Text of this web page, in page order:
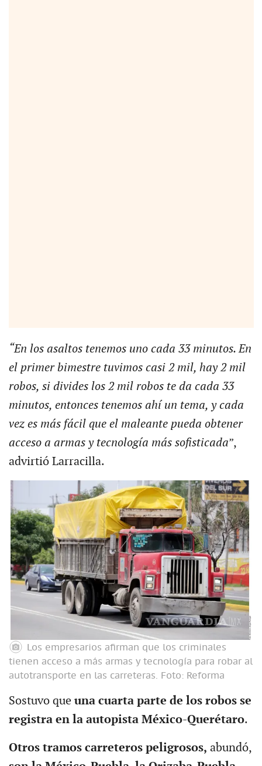
“En los asaltos tenemos uno cada 33 minutos. En
el primer bimestre tuvimos casi 2 mil, hay 2 mil
robos, si divides los 2 mil robos te da cada 33
minutos, entonces tenemos ahí un tema, y cada
vez es más fácil que el maleante pueda obtener
acceso a armas y tecnología más sofisticada”,
advirtió Larracilla.
Los empresarios afirman que los criminales
tienen acceso a más armas y tecnología para robar al
autotransporte en las carreteras. Foto: Reforma
Sostuvo queuna cuarta parte de los robos se
registra en la autopista México-Querétaro.
Otros tramos carreteros peligrosos, abundó,